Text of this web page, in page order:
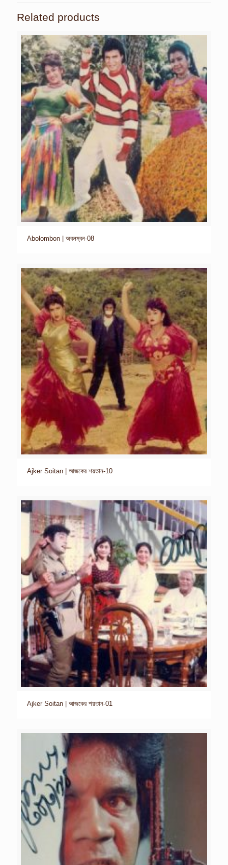
Related products
Abolombon | অবলম্বন-08
Ajker Soitan | আজকের শয়তান-10
Ajker Soitan | আজকের শয়তান-01